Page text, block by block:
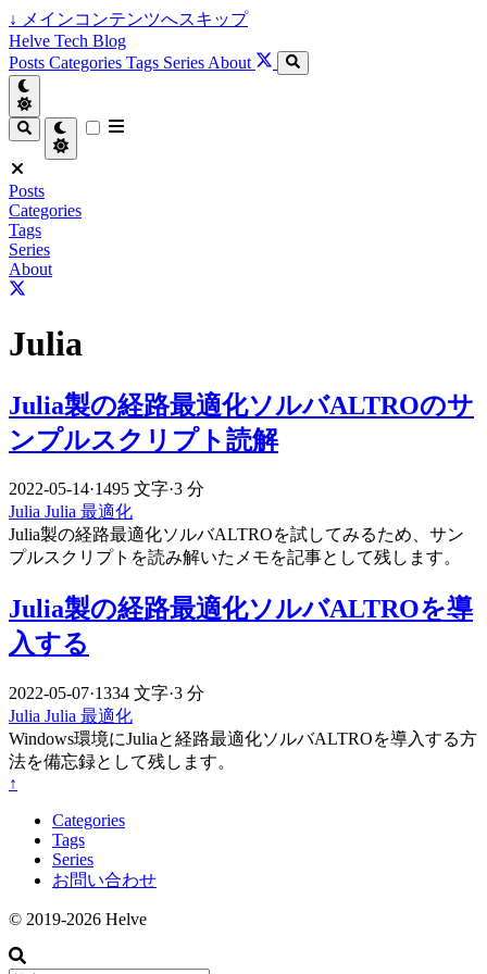
↓ メインコンテンツへスキップ
Helve Tech Blog
Posts Categories Tags Series About
Posts
Categories
Tags
Series
About
Julia
Julia製の経路最適化ソルバALTROのサ
ンプルスクリプト読解
2022-05-14·1495 文字·3 分
Julia Julia 最適化
Julia製の経路最適化ソルバALTROを試してみるため、サン
プルスクリプトを読み解いたメモを記事として残します。
Julia製の経路最適化ソルバALTROを導
入する
2022-05-07·1334 文字·3 分
Julia Julia 最適化
Windows環境にJuliaと経路最適化ソルバALTROを導入する方
法を備忘録として残します。
↑
Categories
Tags
Series
お問い合わせ
© 2019-2026 Helve